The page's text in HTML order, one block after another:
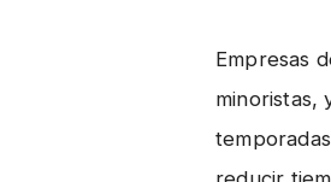
Empresas
minoristas,